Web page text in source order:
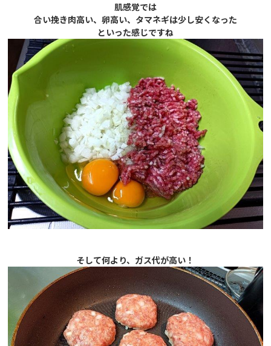
肌感覚では
合い挽き肉高い、卵高い、タマネギは少し安くなった
といった感じですね
そして何より、ガス代が高い！